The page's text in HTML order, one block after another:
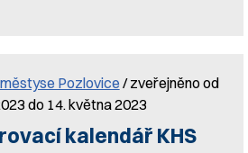
Pozlovice / zveřejněno od
do 14. května 2023
kalendář KHS